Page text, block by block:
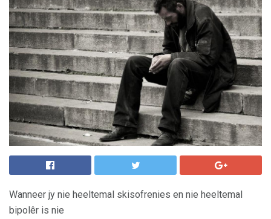
Wanneer jy nie heeltemal skisofrenies en nie heeltemal
bipolêr is nie